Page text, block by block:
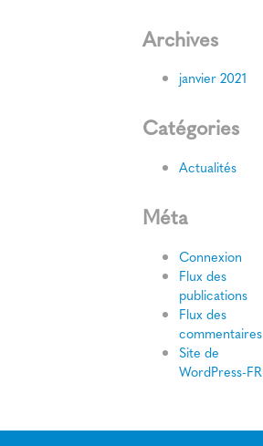
Archives
janvier 2021
Catégories
Actualités
Méta
Connexion
Flux des
publications
Flux des
commentaires
Site de
WordPress-FR